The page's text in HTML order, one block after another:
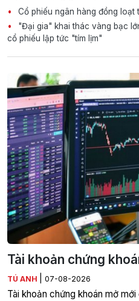
Cổ phiếu ngân hàng đồng loạt
"Đại gia" khai thác vàng bạc
cổ phiếu lập tức "tím lịm"
Tài khoản chứng
TÚ ANH 07-08-2026
Tài khoản chứng khoán mở